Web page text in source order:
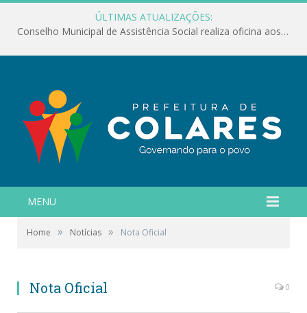
ÚLTIMAS ATUALIZAÇÕES:
Conselho Municipal de Assistência Social realiza oficina aos servidores
MENU
Home » Notícias » Nota Oficial
Nota Oficial 0